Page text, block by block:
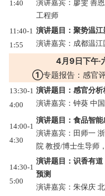
1:40
演讲嘉宾：廖雯 善
工程师
11:40-1
1:55
演讲题目：聚势温
演讲嘉宾：成都温
4月9日下午·
①专题报告：感官
13:30-1
4:00
演讲题目：感官分
演讲嘉宾：钟葵 中
14:00-1
4:30
演讲题目：食品智
演讲嘉宾：田师一
院 教授/博士生导师
14:30-1
5:00
演讲题目：识香有
预测
演讲嘉宾：朱保庆